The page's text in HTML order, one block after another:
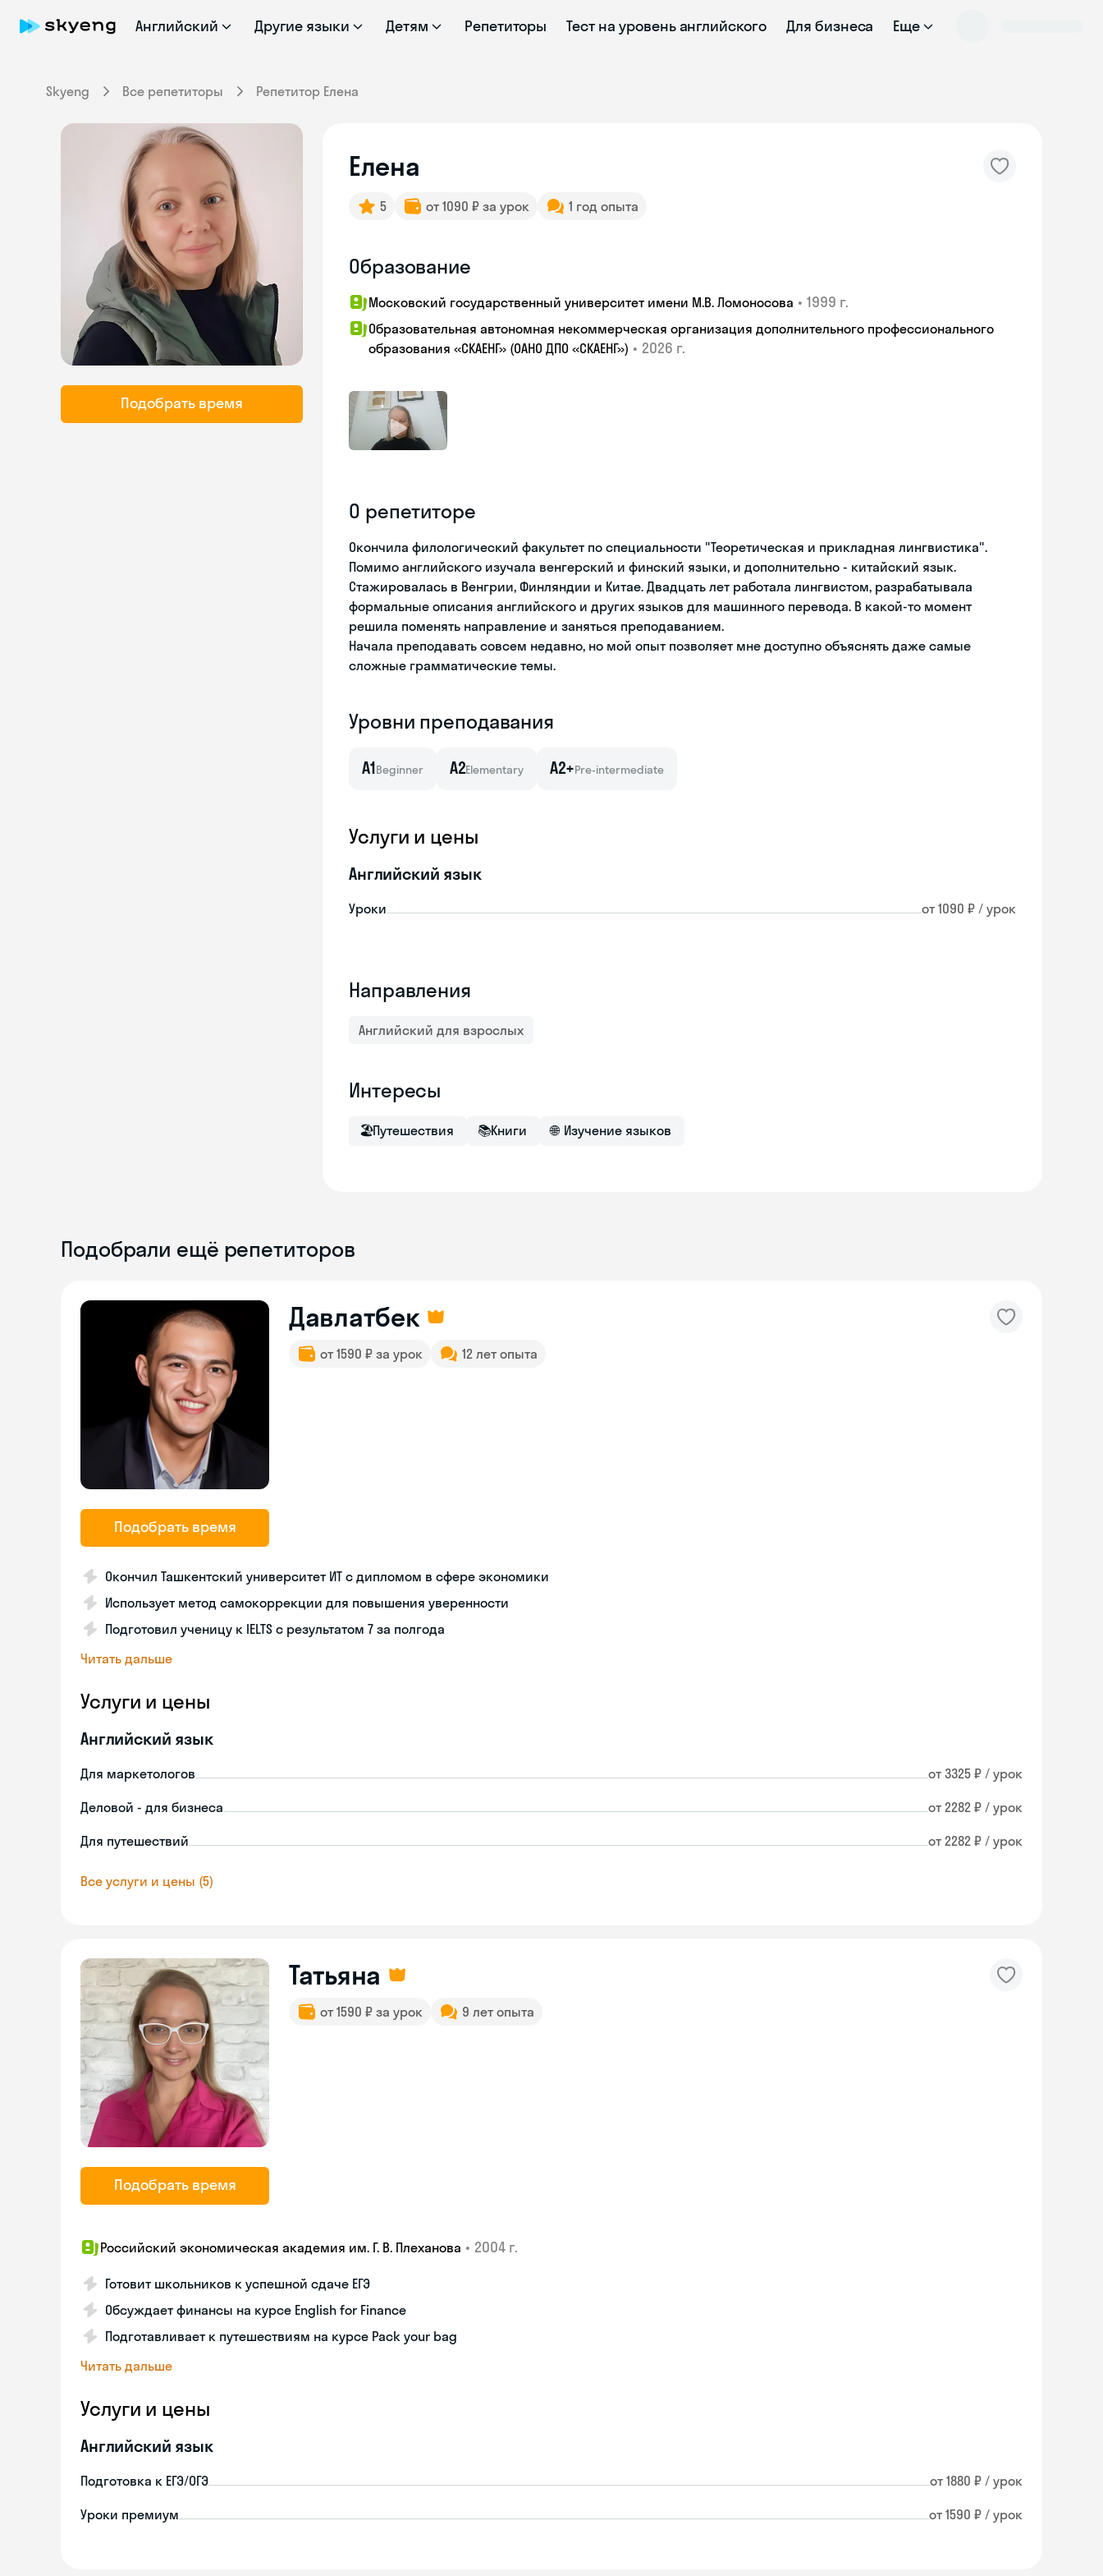
Английский Другие языки Детям Репетиторы Тест на уровень английского Для бизнеса Еще
Skyeng Все репетиторы Репетитор Елена
Подобрать время
Елена
5 от 1090 ₽ за урок 1 год опыта
Образование
Московский государственный университет имени М.В. Ломоносова • 1999 г.
Образовательная автономная некоммерческая организация дополнительного профессионального
образования «СКАЕНГ» (ОАНО ДПО «СКАЕНГ») • 2026 г.
О репетиторе
Окончила филологический факультет по специальности "Теоретическая и прикладная лингвистика".
Помимо английского изучала венгерский и финский языки, и дополнительно - китайский язык.
Стажировалась в Венгрии, Финляндии и Китае. Двадцать лет работала лингвистом, разрабатывала
формальные описания английского и других языков для машинного перевода. В какой-то момент
решила поменять направление и заняться преподаванием.
Начала преподавать совсем недавно, но мой опыт позволяет мне доступно объяснять даже самые
сложные грамматические темы.
Уровни преподавания
A1Beginner A2Elementary A2+Pre-intermediate
Услуги и цены
Английский язык
Уроки от 1090 ₽ / урок
Направления
Английский для взрослых
Интересы
🏖Путешествия 📚Книги 🌐 Изучение языков
Подобрали ещё репетиторов
Подобрать время
Давлатбек
от 1590 ₽ за урок 12 лет опыта
Окончил Ташкентский университет ИТ с дипломом в сфере экономики
Использует метод самокоррекции для повышения уверенности
Подготовил ученицу к IELTS с результатом 7 за полгода
Читать дальше
Услуги и цены
Английский язык
Для маркетологов от 3325 ₽ / урок
Деловой - для бизнеса от 2282 ₽ / урок
Для путешествий от 2282 ₽ / урок
Все услуги и цены (5)
Подобрать время
Татьяна
от 1590 ₽ за урок 9 лет опыта
Российский экономическая академия им. Г. В. Плеханова • 2004 г.
Готовит школьников к успешной сдаче ЕГЭ
Обсуждает финансы на курсе English for Finance
Подготавливает к путешествиям на курсе Pack your bag
Читать дальше
Услуги и цены
Английский язык
Подготовка к ЕГЭ/ОГЭ от 1880 ₽ / урок
Уроки премиум от 1590 ₽ / урок